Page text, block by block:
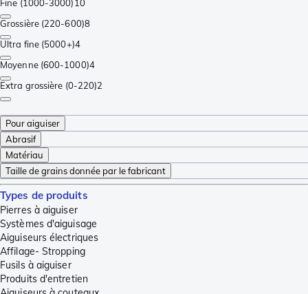
Fine (1000-3000)10
Grossière (220-600)8
Ultra fine (5000+)4
Moyenne (600-1000)4
Extra grossière (0-220)2
Pour aiguiser
Abrasif
Matériau
Taille de grains donnée par le fabricant
Types de produits
Pierres à aiguiser
Systèmes d'aiguisage
Aiguiseurs électriques
Affilage- Stropping
Fusils à aiguiser
Produits d'entretien